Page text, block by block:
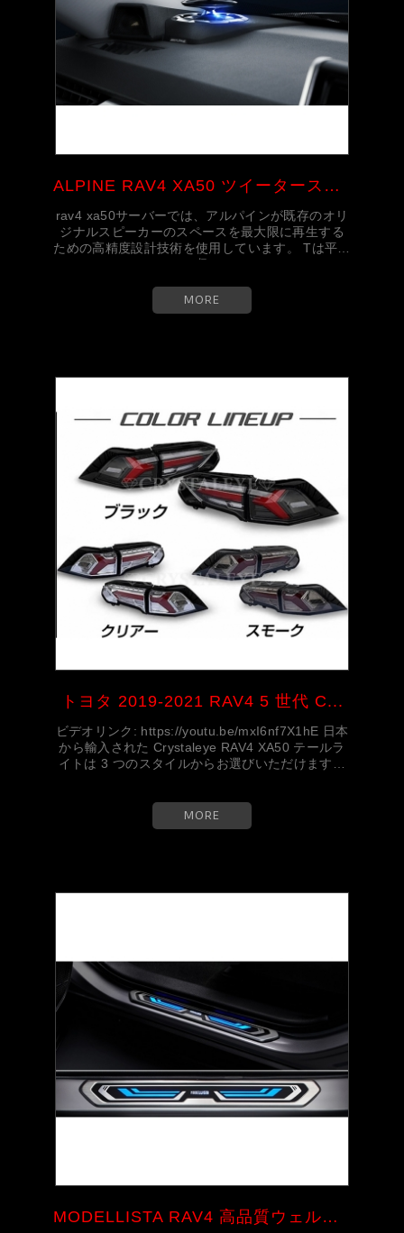
ALPINE RAV4 XA50 ツイータースピ...
rav4 xa50サーバーでは、アルパインが既存のオリ
ジナルスピーカーのスペースを最大限に再生する
ための高精度設計技術を使用しています。 Tは平ら
に収...
MORE
トヨタ 2019-2021 RAV4 5 世代 C...
ビデオリンク: https://youtu.be/mxI6nf7X1hE 日本
から輸入された Crystaleye RAV4 XA50 テールラ
イトは 3 つのスタイルからお選びいただけます。
MORE
MODELLISTA RAV4 高品質ウェルカ...